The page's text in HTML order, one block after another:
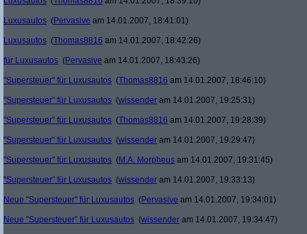
Luxusautos (Pervasive am 14.01.2007, 18:41:01)
Luxusautos (Thomas8816 am 14.01.2007, 18:42:26)
für Luxusautos (Pervasive am 14.01.2007, 18:43:26)
"Supersteuer" für Luxusautos (Thomas8816 am 14.01.2007, 18:46:10)
"Supersteuer" für Luxusautos (wissender am 14.01.2007, 19:25:31)
"Supersteuer" für Luxusautos (Thomas8816 am 14.01.2007, 19:28:39)
"Supersteuer" für Luxusautos (wissender am 14.01.2007, 19:29:47)
"Supersteuer" für Luxusautos (M.A. Morpheus am 14.01.2007, 19:31:45)
"Supersteuer" für Luxusautos (wissender am 14.01.2007, 19:33:13)
Neue "Supersteuer" für Luxusautos (Pervasive am 14.01.2007, 19:34:01)
Neue "Supersteuer" für Luxusautos (wissender am 14.01.2007, 19:34:47)